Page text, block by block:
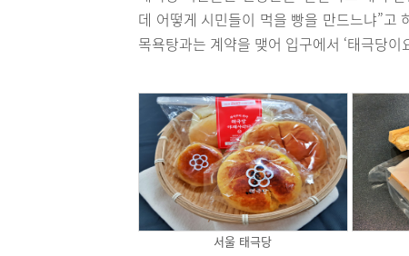
데 어떻게 시민들이 먹을 빵을 만드느냐”고
목욕탕과는 계약을 맺어 입구에서 ‘태극당이
서울 태극당